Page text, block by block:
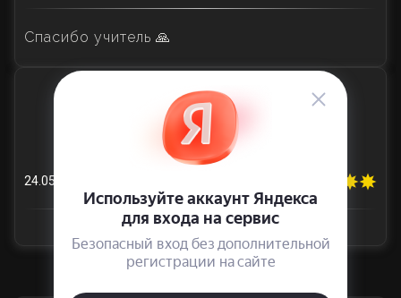
Спасибо учитель 🙏
Ученик
24.05.2026